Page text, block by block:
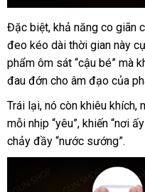
Vòng
đeo
kéo
dài
gian
-
DDM
Energy
Thái
Lan
Đặc biệthướng
dẫn
, khả năng co giãn
đeo kéo dài thời gian này
phẩm ôm sát “cậu bé” địa
chỉ
mà
đau đớn cho âm đạo Pháp
của
Trái lạicung
cấp
, nó còn khiêu khích,
mỗi nhịp “yêu”tham
khảo
, khiến “nơi
chảy đầy “nước sướng”.